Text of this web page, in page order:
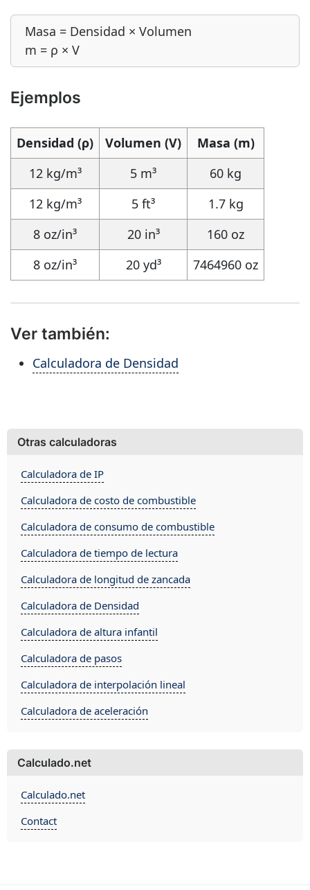
Masa = Densidad × Volumen
m = ρ × V
Ejemplos
Densidad (ρ) Volumen (V)
Masa (m)
12 kg/m³
5 m³
60 kg
12 kg/m³
5 ft³
1.7 kg
8 oz/in³
20 in³
160 oz
8 oz/in³
20 yd³ 7464960 oz
Ver también:
Calculadora de Densidad
Otras calculadoras
Calculadora de IP
Calculadora de costo de combustible
Calculadora de consumo de combustible
Calculadora de tiempo de lectura
Calculadora de longitud de zancada
Calculadora de Densidad
Calculadora de altura infantil
Calculadora de pasos
Calculadora de interpolación lineal
Calculadora de aceleración
Calculado.net
Calculado.net
Contact